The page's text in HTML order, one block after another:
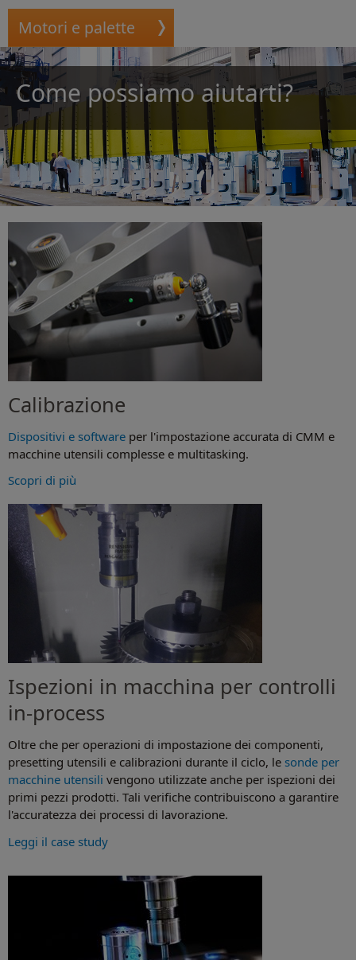
Motori e palette
Come possiamo aiutarti?
Calibrazione
Dispositivi e software per l'impostazione accurata di CMM e
macchine utensili complesse e multitasking.
Scopri di più
Ispezioni in macchina per controlli
in-process
Oltre che per operazioni di impostazione dei componenti,
presetting utensili e calibrazioni durante il ciclo, le sonde per
macchine utensili vengono utilizzate anche per ispezioni dei
primi pezzi prodotti. Tali verifiche contribuiscono a garantire
l'accuratezza dei processi di lavorazione.
Leggi il case study